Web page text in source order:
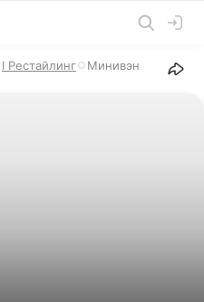
I Рестайлинг Минивэн